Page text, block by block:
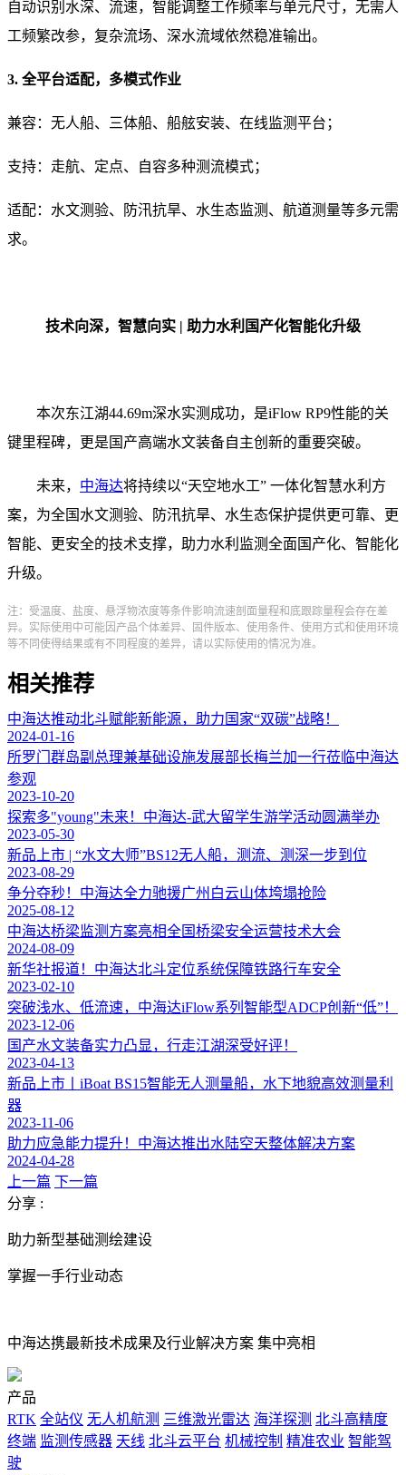
自动识别水深、流速，智能调整工作频率与单元尺寸，无需人
工频繁改参，复杂流场、深水流域依然稳准输出。
3. 全平台适配，多模式作业
兼容：无人船、三体船、船舷安装、在线监测平台；
支持：走航、定点、自容多种测流模式；
适配： 水文测验、防汛抗旱、水生态监测、航道测量等多元需
求。
技术向深，智慧向实 | 助力水利国产化智能化升级
本次东江湖44.69m深水实测成功，是iFlow RP9性能的关
键里程碑，更是国产高端水文装备自主创新的重要突破。
未来， 中海达将持续以“天空地水工” 一体化智慧水利方
案，为全国水文测验、防汛抗旱、水生态保护提供更可靠、更
智能、更安全的技术支撑，助力水利监测全面国产化、智能化
升级。
注：受温度、盐度、悬浮物浓度等条件影响流速剖面量程和底跟踪量程会存在差
异。实际使用中可能因产品个体差异、固件版本、使用条件、使用方式和使用环境
等不同使得结果或有不同程度的差异，请以实际使用的情况为准。
相关推荐
中海达推动北斗赋能新能源，助力国家“双碳”战略！
2024-01-16
所罗门群岛副总理兼基础设施发展部长梅兰加一行莅临中海达
参观
2023-10-20
探索多"young"未来！中海达-武大留学生游学活动圆满举办
2023-05-30
新品上市 | “水文大师”BS12无人船，测流、测深一步到位
2023-08-29
争分夺秒！中海达全力驰援广州白云山体垮塌抢险
2025-08-12
中海达桥梁监测方案亮相全国桥梁安全运营技术大会
2024-08-09
新华社报道！中海达北斗定位系统保障铁路行车安全
2023-02-10
突破浅水、低流速，中海达iFlow系列智能型ADCP创新“低”！
2023-12-06
国产水文装备实力凸显，行走江湖深受好评！
2023-04-13
新品上市丨iBoat BS15智能无人测量船，水下地貌高效测量利
器
2023-11-06
助力应急能力提升！中海达推出水陆空天整体解决方案
2024-04-28
上一篇 下一篇
分享 :
助力新型基础测绘建设
掌握一手行业动态
中海达携最新技术成果及行业解决方案 集中亮相
产品
RTK 全站仪 无人机航测 三维激光雷达 海洋探测 北斗高精度
终端 监测传感器 天线 北斗云平台 机械控制 精准农业 智能驾
驶